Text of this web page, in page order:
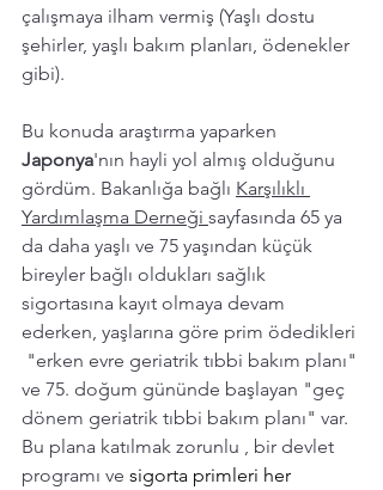
çalışmaya ilham vermiş (Yaşlı dostu
şehirler, yaşlı bakım planları, ödenekler
gibi).
Bu konuda araştırma yaparken
Japonya'nın hayli yol almış olduğunu
gördüm. Bakanlığa bağlı Karşılıklı
Yardımlaşma Derneği sayfasında 65 ya
da daha yaşlı ve 75 yaşından küçük
bireyler bağlı oldukları sağlık
sigortasına kayıt olmaya devam
ederken, yaşlarına göre prim ödedikleri
"erken evre geriatrik tıbbi bakım planı"
ve 75. doğum gününde başlayan "geç
dönem geriatrik tıbbi bakım planı" var.
Bu plana katılmak zorunlu , bir devlet
programı ve sigorta primleri her